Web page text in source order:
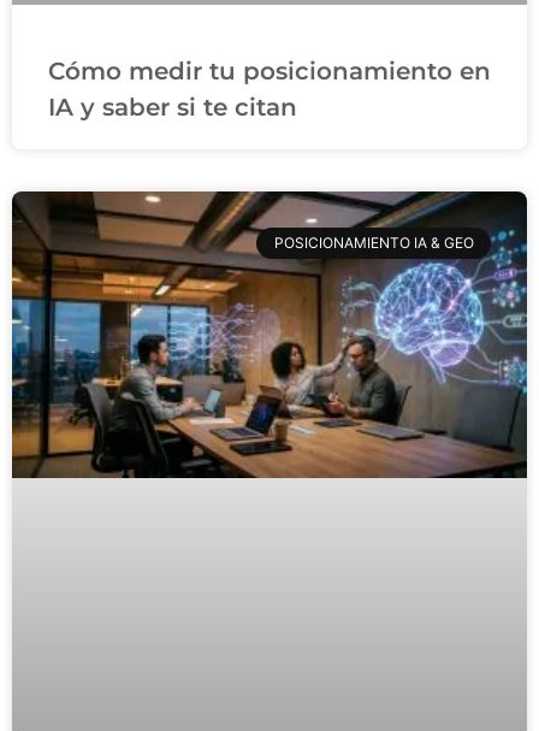
Cómo medir tu posicionamiento en
IA y saber si te citan
POSICIONAMIENTO IA & GEO